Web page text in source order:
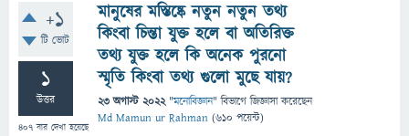
+1
টি ভোট
1
উত্তর
407 বার দেখা হয়েছে
মানুষের মস্তিষ্কে নতুন নতুন তথ্য
কিংবা চিন্তা যুক্ত হলে বা অতিরিক্ত
তথ্য যুক্ত হলে কি অনেক পুরনো
স্মৃতি কিংবা তথ্য গুলো মুছে যায়?
23 অগাস্ট 2022 "মনোবিজ্ঞান" বিভাগে জিজ্ঞাসাকরেছেন
Md Mamun ur Rahman (610 পয়েন্ট)